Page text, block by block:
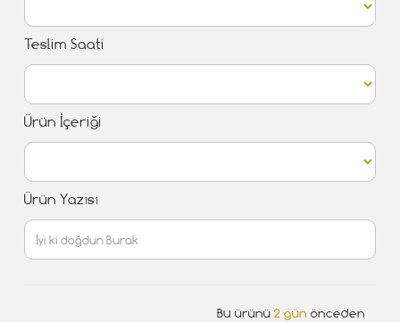
Teslim Saati
Ürün İçeriği
Ürün Yazısı
Bu ürünü 2 gün önceden